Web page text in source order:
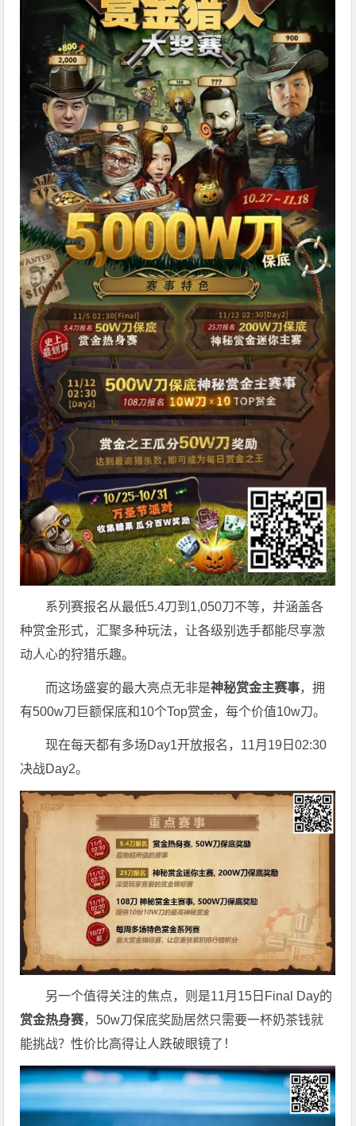
系列赛报名从最低5.4刀到1,050刀不等，并涵盖各
种赏金形式，汇聚多种玩法，让各级别选手都能尽享激
动人心的狩猎乐趣。
而这场盛宴的最大亮点无非是神秘赏金主赛事，拥
有500w刀巨额保底和10个Top赏金，每个价值10w刀。
现在每天都有多场Day1开放报名，11月19日02:30
决战Day2。
另一个值得关注的焦点，则是11月15日Final Day的
赏金热身赛，50w刀保底奖励居然只需要一杯奶茶钱就
能挑战？性价比高得让人跌破眼镜了！